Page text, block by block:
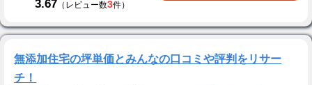
3.67 （レビュー数3件）
無添加住宅の坪単価とみんなの口コミや評判をリサー
チ！